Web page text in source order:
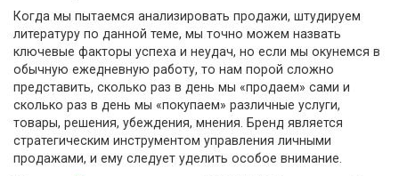
Когда мы пытаемся анализировать продажи, штудируем
литературу по данной теме, мы точно можем назвать
ключевые факторы успеха и неудач, но если мы окунемся в
обычную ежедневную работу, то нам порой сложно
представить, сколько раз в день мы «продаем» сами и
сколько раз в день мы «покупаем» различные услуги,
товары, решения, убеждения, мнения. Бренд является
стратегическим инструментом управления личными
продажами, и ему следует уделить особое внимание.